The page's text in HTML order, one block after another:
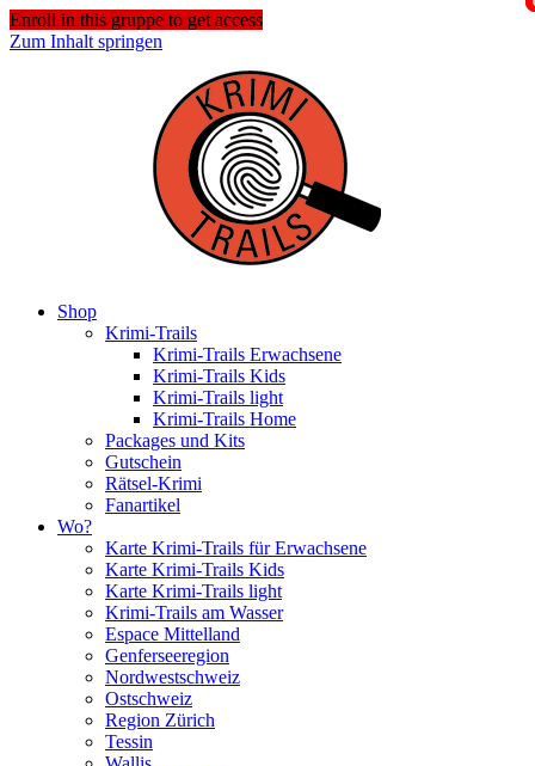
Enroll in this gruppe to get access
Zum Inhalt springen
Shop
Krimi-Trails
Krimi-Trails Erwachsene
Krimi-Trails Kids
Krimi-Trails light
Krimi-Trails Home
Packages und Kits
Gutschein
Rätsel-Krimi
Fanartikel
Wo?
Karte Krimi-Trails für Erwachsene
Karte Krimi-Trails Kids
Karte Krimi-Trails light
Krimi-Trails am Wasser
Espace Mittelland
Genferseeregion
Nordwestschweiz
Ostschweiz
Region Zürich
Tessin